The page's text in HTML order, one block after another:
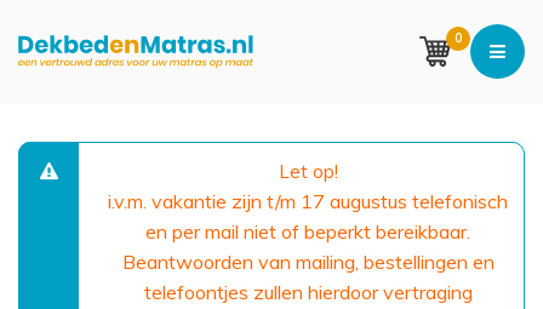
0
Let op!
i.v.m. vakantie zijn t/m 17 augustus telefonisch
en per mail niet of beperkt bereikbaar.
Beantwoorden van mailing, bestellingen en
telefoontjes zullen hierdoor vertraging